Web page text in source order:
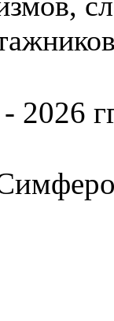
2026